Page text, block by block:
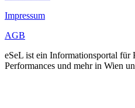
Impressum
AGB
eSeL ist ein Informationsportal für
Performances und mehr in Wien